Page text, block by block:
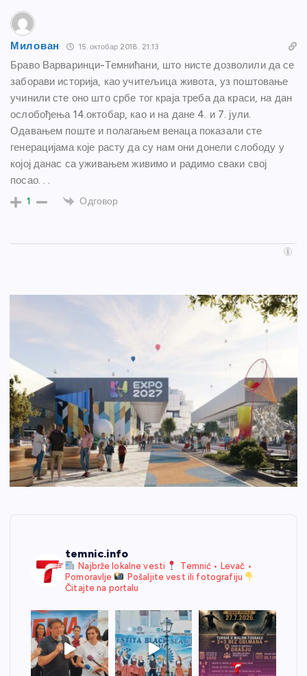
Милован 15. октобар 2018. 21:13
Браво Варваринци-Темнићани, што нисте дозволили да се
заборави историја, као учитељица живота, уз поштовање
учинили сте оно што србе тог краја треба да краси, на дан
ослобођења 14.октобар, као и на дане 4. и 7. јули.
Одавањем поште и полагањем венаца показали сте
генерацијама које расту да су нам они донели слободу у
којој данас са уживањем живимо и радимо сваки свој
посао. . .
1 Одговор
temnic.info
Najbrže lokalne vesti
Temnić • Levač •
Pomoravlje
Pošaljite vest ili fotografiju
Čitajte na portalu